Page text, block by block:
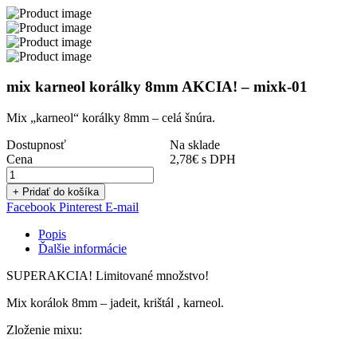
mix karneol korálky 8mm AKCIA! – mixk-01
Mix „karneol“ korálky 8mm – celá šnúra.
Dostupnosť
Na sklade
Cena
2,78€ s DPH
+ Pridať do košíka
Facebook Pinterest E-mail
Popis
Ďalšie informácie
SUPERAKCIA! Limitované množstvo!
Mix korálok 8mm – jadeit, krištál , karneol.
Zloženie mixu: